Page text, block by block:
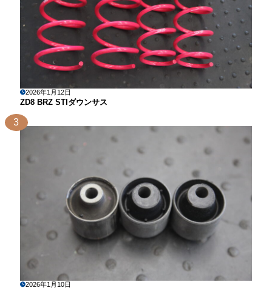
2026年1月12日
ZD8 BRZ STIダウンサス
3
2026年1月10日